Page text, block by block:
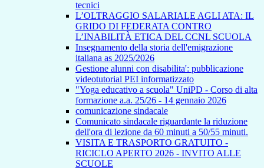
tecnici
L’OLTRAGGIO SALARIALE AGLI ATA: IL
GRIDO DI FEDERATA CONTRO
L’INABILITÀ ETICA DEL CCNL SCUOLA
Insegnamento della storia dell'emigrazione
italiana as 2025/2026
Gestione alunni con disabilita': pubblicazione
videotutorial PEI informatizzato
"Yoga educativo a scuola" UniPD - Corso di alta
formazione a.a. 25/26 - 14 gennaio 2026
comunicazione sindacale
Comunicato sindacale riguardante la riduzione
dell'ora di lezione da 60 minuti a 50/55 minuti.
VISITA E TRASPORTO GRATUITO -
RICICLO APERTO 2026 - INVITO ALLE
SCUOLE